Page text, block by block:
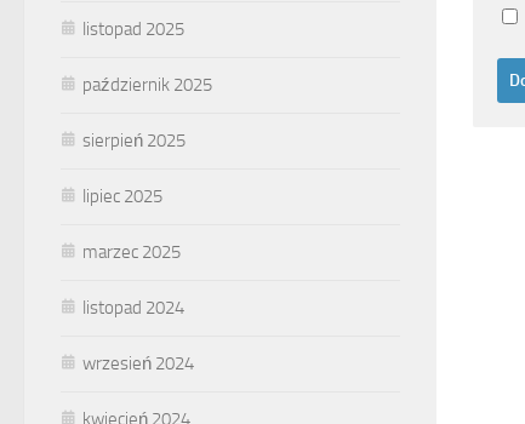
listopad 2025
październik 2025
sierpień 2025
lipiec 2025
marzec 2025
listopad 2024
wrzesień 2024
kwiecień 2024